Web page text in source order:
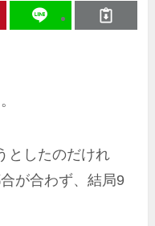
としたのだけれ
が合わず、結局9